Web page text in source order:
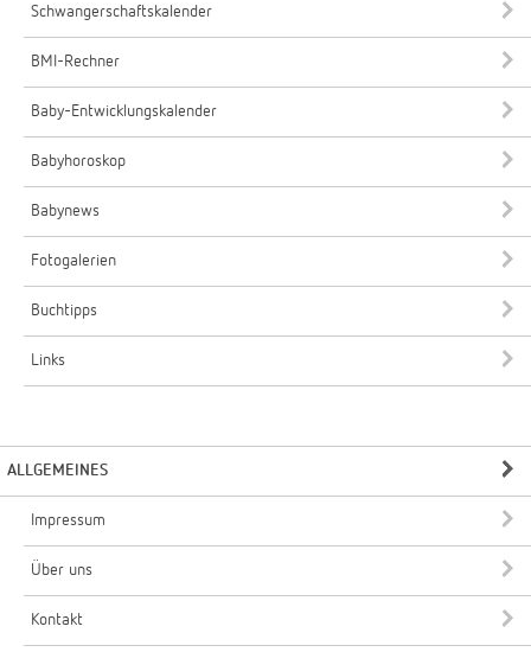
Schwangerschaftskalender
BMI-Rechner
Baby-Entwicklungskalender
Babyhoroskop
Babynews
Fotogalerien
Buchtipps
Links
ALLGEMEINES
Impressum
Über uns
Kontakt